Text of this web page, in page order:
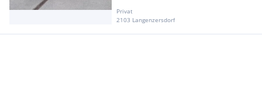
Privat
2103 Langenzersdorf